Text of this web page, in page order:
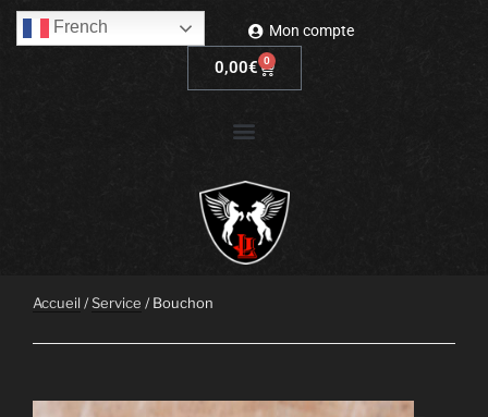
French Mon compte
0,00€ 0
Accueil /Service / Bouchon